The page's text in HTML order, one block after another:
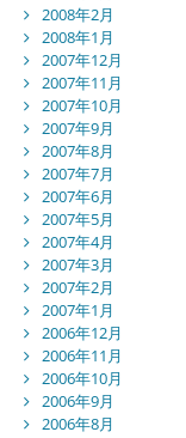
2008年2月
2008年1月
2007年12月
2007年11月
2007年10月
2007年9月
2007年8月
2007年7月
2007年6月
2007年5月
2007年4月
2007年3月
2007年2月
2007年1月
2006年12月
2006年11月
2006年10月
2006年9月
2006年8月